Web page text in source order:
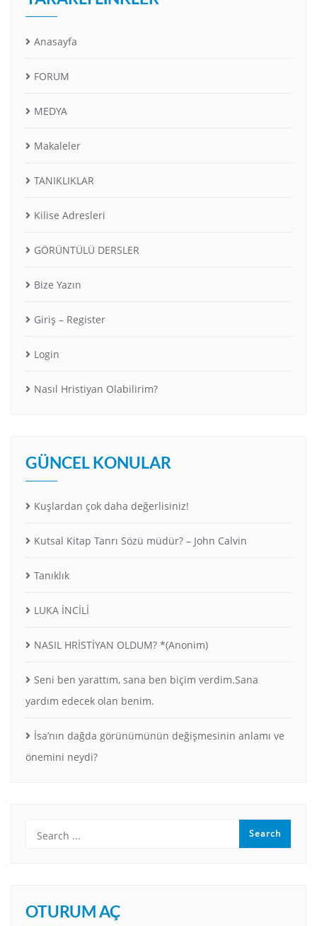
Anasayfa
FORUM
MEDYA
Makaleler
TANIKLIKLAR
Kilise Adresleri
GÖRÜNTÜLÜ DERSLER
Bize Yazın
Giriş – Register
Login
Nasıl Hristiyan Olabilirim?
GÜNCEL KONULAR
Kuşlardan çok daha değerlisiniz!
Kutsal Kitap Tanrı Sözü müdür? – John Calvin
Tanıklık
LUKA İNCİLİ
NASIL HRİSTİYAN OLDUM? *(Anonim)
Seni ben yarattım, sana ben biçim verdim.Sana
yardım edecek olan benim.
İsa’nın dağda görünümünün değişmesinin anlamı ve
önemini neydi?
OTURUM AÇ